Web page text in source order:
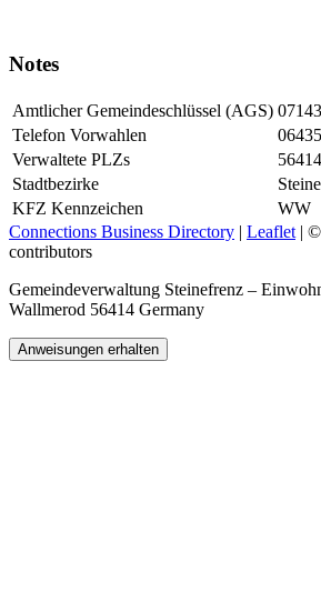
Notes
Amtlicher Gemeindeschlüssel (AGS)
Telefon Vorwahlen
06435
Verwaltete PLZs
56414
Stadtbezirke
KFZ Kennzeichen
WW
Connections Business Directory | Leaflet | ©
contributors
Gemeindeverwaltung Steinefrenz –
Wallmerod 56414 Germany
Anweisungen erhalten